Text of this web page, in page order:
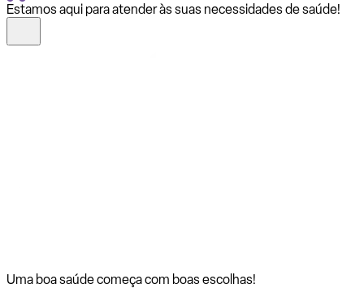
Estamos aqui para atender às suas necessidades de saúde!
Uma boa saúde começa com boas escolhas!